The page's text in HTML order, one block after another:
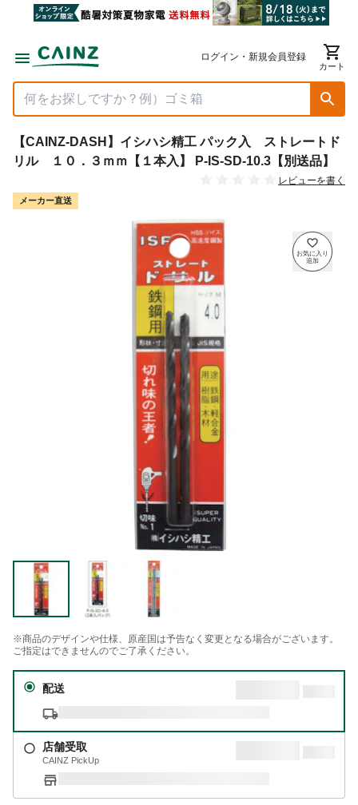
ログイン・新規会員登録
カート
【CAINZ-DASH】イシハシ精工 パック入 ストレートド
リル １０．３ｍｍ【１本入】 P-IS-SD-10.3【別送品】
レビューを書く
メーカー直送
※商品のデザインや仕様、原産国は予告なく変更となる場合がございます。
ご指定はできませんのでご了承ください。
配送
店舗受取
CAINZ PickUp